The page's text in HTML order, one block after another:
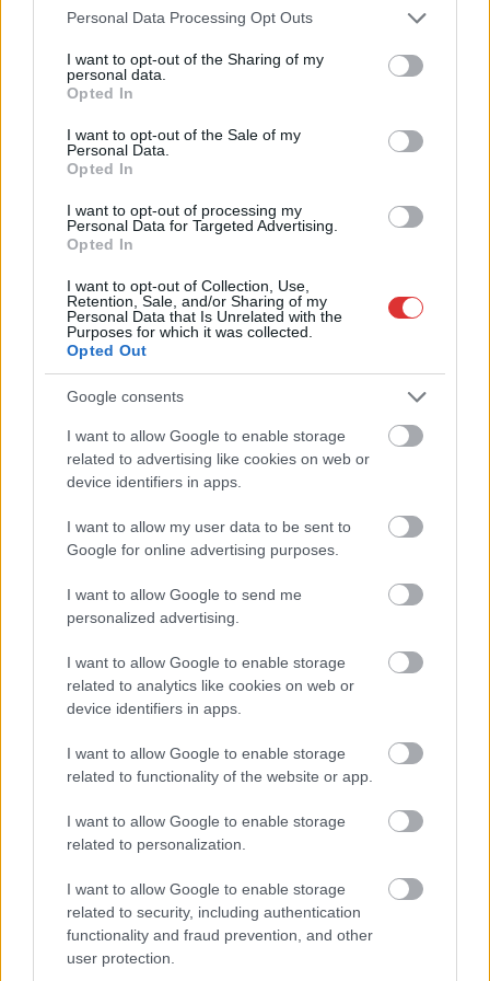
Please note that this website/app uses one or more Google
not limited to your visit or usage behaviour. You may click to
grant or deny consent to Google and its third-party tags to
use your data for below specified purposes in below Google
consent section.
Personal Data Processing Opt Outs
I want to opt-out of the Sharing of my
personal data.
Opted In
I want to opt-out of the Sale of my
Personal Data.
Opted In
I want to opt-out of processing my
Personal Data for Targeted Advertising.
Opted In
I want to opt-out of Collection, Use,
Retention, Sale, and/or Sharing of my
Personal Data that Is Unrelated with the
Purposes for which it was collected.
Opted Out
Google consents
I want to allow Google to enable storage
related to advertising like cookies on web or
device identifiers in apps.
I want to allow my user data to be sent to
Google for online advertising purposes.
I want to allow Google to send me
personalized advertising.
I want to allow Google to enable storage
related to analytics like cookies on web or
device identifiers in apps.
I want to allow Google to enable storage
related to functionality of the website or app.
I want to allow Google to enable storage
related to personalization.
I want to allow Google to enable storage
related to security, including authentication
functionality and fraud prevention, and other
user protection.
Hírlevél feliratkozás
Adja meg keresztnevét:
meg e-mail címét:
Megismertem és elfogadom aGDPR-szabályzat
Nem szeretne lemaradni semmiről? Csak egy kattintás, és hírlevelünk a
legfrissebb információkkal és exkluzív tartalmakkal hétről hétre
postaládájába érkezik!
A SZOL24 legfrissebb 24 cikke
Szolnokon egy kulcsfontosságú körforgalmat részlegesen
mértékben lebénul
Elromlott a biztosítóberendezés a ceglédi vasútvonalon,
kimaradás is előfordult
Országos ellenőrzés indult a hazai akkumulátoripari
Az idei év leglassabb növekedését hozta a június a
kiskereskedelemben
Györfi Mihály több tucat vállalkozással egyeztetett a